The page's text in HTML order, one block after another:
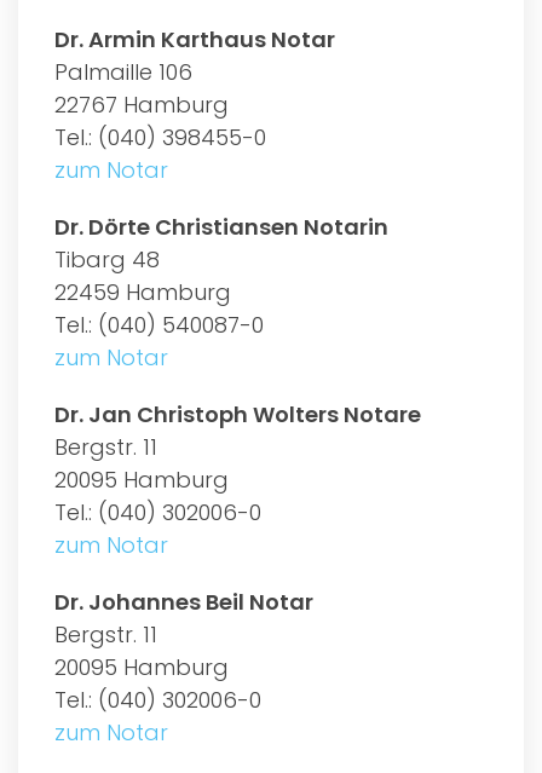
Dr. Armin Karthaus Notar
Palmaille 106
22767 Hamburg
Tel.: (040) 398455-0
zum Notar
Dr. Dörte Christiansen Notarin
Tibarg 48
22459 Hamburg
Tel.: (040) 540087-0
zum Notar
Dr. Jan Christoph Wolters Notare
Bergstr. 11
20095 Hamburg
Tel.: (040) 302006-0
zum Notar
Dr. Johannes Beil Notar
Bergstr. 11
20095 Hamburg
Tel.: (040) 302006-0
zum Notar